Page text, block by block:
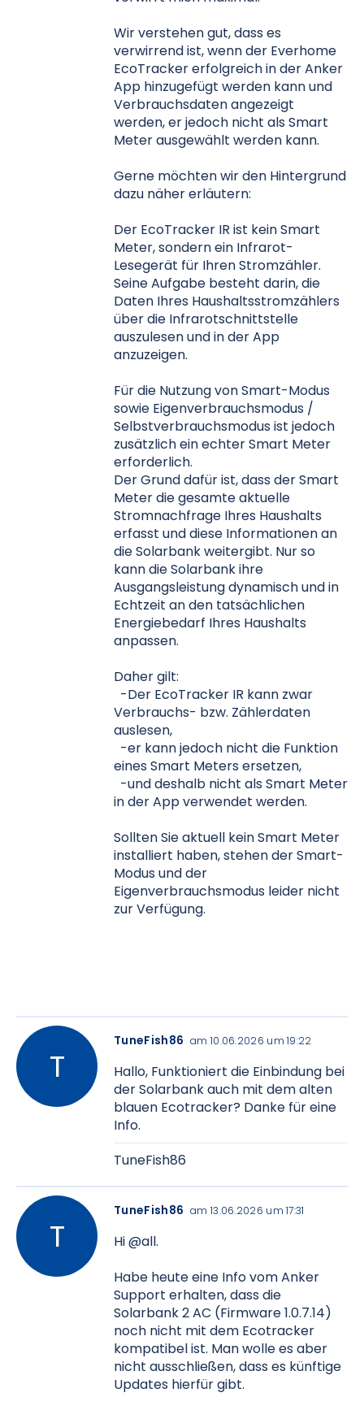
Wir verstehen gut, dass es
verwirrend ist, wenn der Everhome
EcoTracker erfolgreich in der Anker
App hinzugefügt werden kann und
Verbrauchsdaten angezeigt
werden, er jedoch nicht als Smart
Meter ausgewählt werden kann.
Gerne möchten wir den Hintergrund
dazu näher erläutern:
Der EcoTracker IR ist kein Smart
Meter, sondern ein Infrarot-
Lesegerät für Ihren Stromzähler.
Seine Aufgabe besteht darin, die
Daten Ihres Haushaltsstromzählers
über die Infrarotschnittstelle
auszulesen und in der App
anzuzeigen.
Für die Nutzung von Smart-Modus
sowie Eigenverbrauchsmodus /
Selbstverbrauchsmodus ist jedoch
zusätzlich ein echter Smart Meter
erforderlich.
Der Grund dafür ist, dass der Smart
Meter die gesamte aktuelle
Stromnachfrage Ihres Haushalts
erfasst und diese Informationen an
die Solarbank weitergibt. Nur so
kann die Solarbank ihre
Ausgangsleistung dynamisch und in
Echtzeit an den tatsächlichen
Energiebedarf Ihres Haushalts
anpassen.
Daher gilt:
-Der EcoTracker IR kann zwar
Verbrauchs- bzw. Zählerdaten
auslesen,
-er kann jedoch nicht die Funktion
eines Smart Meters ersetzen,
-und deshalb nicht als Smart Meter
in der App verwendet werden.
Sollten Sie aktuell kein Smart Meter
installiert haben, stehen der Smart-
Modus und der
Eigenverbrauchsmodus leider nicht
zur Verfügung.
TuneFish86 am 10.06.2026 um 19:22
Hallo, Funktioniert die Einbindung bei
der Solarbank auch mit dem alten
blauen Ecotracker? Danke für eine
Info.
TuneFish86
TuneFish86 am 13.06.2026 um 17:31
Hi @all.
Habe heute eine Info vom Anker
Support erhalten, dass die
Solarbank 2 AC (Firmware 1.0.7.14)
noch nicht mit dem Ecotracker
kompatibel ist. Man wolle es aber
nicht ausschließen, dass es künftige
Updates hierfür gibt.